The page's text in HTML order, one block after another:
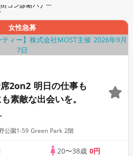
女性急募
2on2 明日の仕事も
素敵な出会いを。
公園1-59 Green Park 2階
20〜38歳 0円